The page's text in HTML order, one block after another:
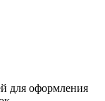
для оформления